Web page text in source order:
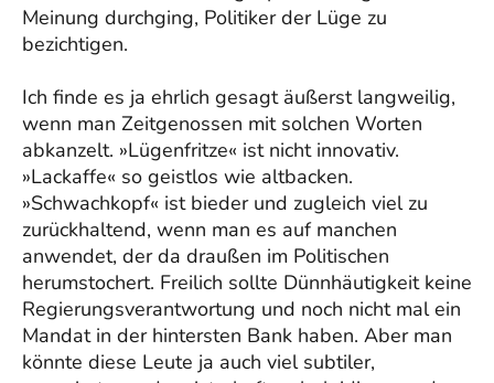
Meinung durchging, Politiker der Lüge zu
bezichtigen.
Ich finde es ja ehrlich gesagt äußerst langweilig,
wenn man Zeitgenossen mit solchen Worten
abkanzelt. »Lügenfritze« ist nicht innovativ.
»Lackaffe« so geistlos wie altbacken.
»Schwachkopf« ist bieder und zugleich viel zu
zurückhaltend, wenn man es auf manchen
anwendet, der da draußen im Politischen
herumstochert. Freilich sollte Dünnhäutigkeit keine
Regierungsverantwortung und noch nicht mal ein
Mandat in der hintersten Bank haben. Aber man
könnte diese Leute ja auch viel subtiler,